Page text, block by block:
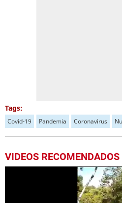
Tags:
Covid-19 Pandemia Coronavirus
VIDEOS RECOMENDADOS